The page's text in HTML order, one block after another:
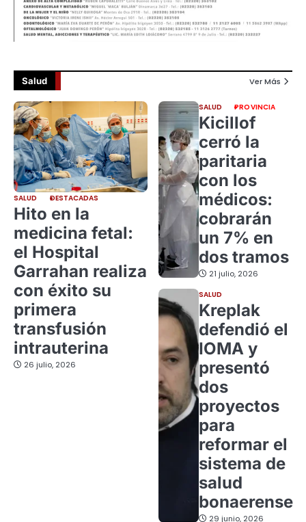
Salud Ver Más
SALUD DESTACADAS
Hito en la
medicina fetal:
el Hospital
Garrahan realiza
con éxito su
primera
transfusión
intrauterina
26 julio, 2026
SALUD PROVINCIA
Kicillof
cerró la
paritaria
con los
médicos:
cobrarán
un 7% en
dos tramos
21 julio, 2026
SALUD
Kreplak
defendió el
IOMA y
presentó
dos
proyectos
para
reformar el
sistema de
salud
bonaerense
29 junio, 2026